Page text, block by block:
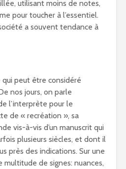
utilisant moins de notes,
pour toucher à l’essentiel.
a souvent tendance à
peut être considéré
nos jours, on parle
l’interprète pour le
de « recréation », sa
vis-à-vis d’un manuscrit qui
plusieurs siècles, et dont il
près des indications. Sur une
de signes: nuances,